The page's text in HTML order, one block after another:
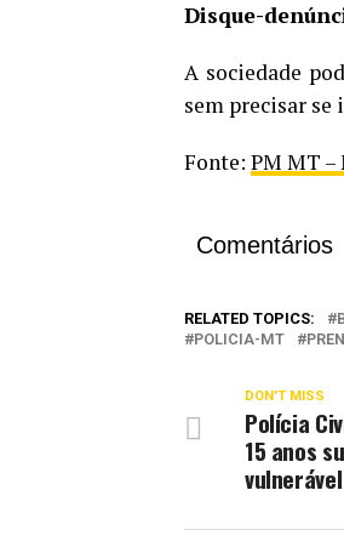
Disque-
A sociedade
sem precisar se
Fonte: PM MT –
Comentários
RELATED TOPICS:
POLICIA-MT
DON'T MISS
Polícia
15 anos